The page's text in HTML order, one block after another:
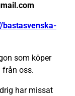
bastasvenska-
som köper
från oss.
har missat